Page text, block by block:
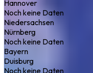
Hannover
Noch keine Daten
Niedersachsen
Nürnberg
Noch keine Daten
Bayern
Duisburg
Noch keine Daten